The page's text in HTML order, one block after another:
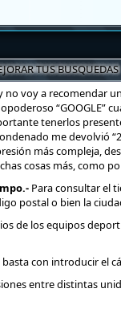
TUS BUSQUEDAS
no voy a recomendar
“GOOGLE”
tenerlos
me devolvió
más compleja,
cosas más, como
Para consultar el
postal o bien la
de los equipos
con introducir el
entre distintas